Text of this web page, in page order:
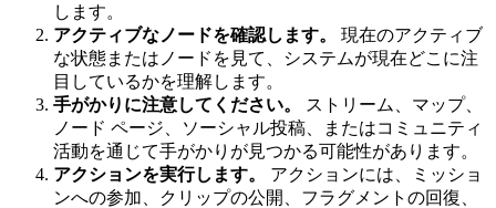
します。
アクティブなノードを確認します。
現在のアクティブ
な状態またはノードを見て、システムが現在どこに注
目しているかを理解します。
手がかりに注意してください。
ストリーム、マップ、
ノード ページ、ソーシャル投稿、またはコミュニティ
活動を通じて手がかりが見つかる可能性があります。
アクションを実行します。
アクションには、ミッショ
ンへの参加、クリップの公開、フラグメントの回復、